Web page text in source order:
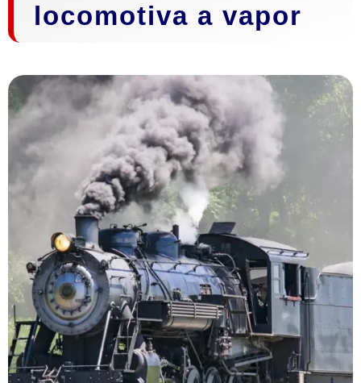
locomotiva a vapor